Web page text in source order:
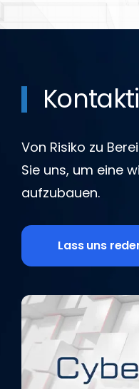
Von Risiko zu
Sie uns, um eine
aufzubauen.
Lass uns